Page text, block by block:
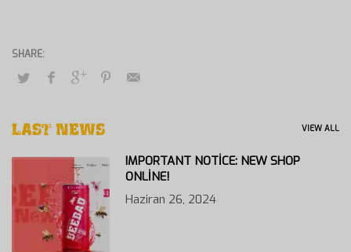
LAST NEWS VIEW ALL
IMPORTANT NOTICE: NEW SHOP
ONLINE!
Haziran 26, 2024